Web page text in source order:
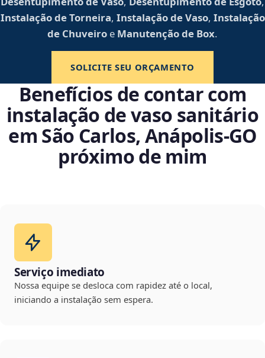
Instalação de Torneira, Instalação de Vaso, Instalação
de Chuveiro e Manutenção de Box.
SOLICITE SEU ORÇAMENTO
Benefícios de contar com
instalação de vaso sanitário
em São Carlos, Anápolis‑GO
próximo de mim
Serviço imediato
Nossa equipe se desloca com rapidez até o local,
iniciando a instalação sem espera.